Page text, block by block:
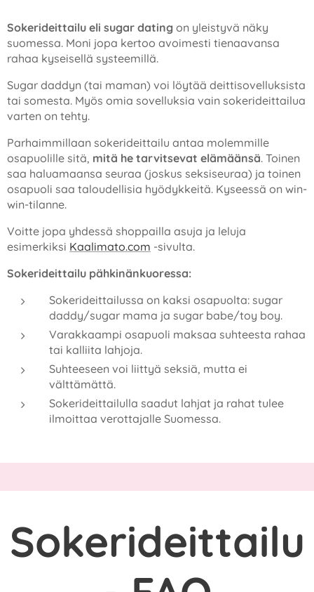
Sokerideittailu eli sugar dating on yleistyvä näky
suomessa. Moni jopa kertoo avoimesti tienaavansa
rahaa kyseisellä systeemillä.
Sugar daddyn (tai maman) voi löytää deittisovelluksista
tai somesta. Myös omia sovelluksia vain sokerideittailua
varten on tehty.
Parhaimmillaan sokerideittailu antaa molemmille
osapuolille sitä, mitä he tarvitsevat elämäänsä. Toinen
saa haluamaansa seuraa (joskus seksiseuraa) ja toinen
osapuoli saa taloudellisia hyödykkeitä. Kyseessä on win-
win-tilanne.
Voitte jopa yhdessä shoppailla asuja ja leluja
esimerkiksi Kaalimato.com -sivulta.
Sokerideittailu pähkinänkuoressa:
Sokerideittailussa on kaksi osapuolta: sugar
daddy/sugar mama ja sugar babe/toy boy.
Varakkaampi osapuoli maksaa suhteesta rahaa
tai kalliita lahjoja.
Suhteeseen voi liittyä seksiä, mutta ei
välttämättä.
Sokerideittailulla saadut lahjat ja rahat tulee
ilmoittaa verottajalle Suomessa.
Sokerideittailu